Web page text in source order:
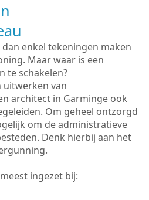
enkel tekeningen maken
Maar waar is een
te schakelen?
uitwerken van
architect in Garminge ook
Om geheel ontzorgd
om de administratieve
Denk hierbij aan het
ingezet bij: